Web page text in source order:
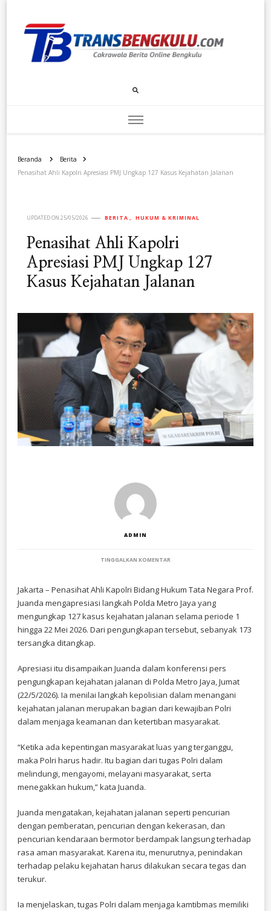
Transbengkulu.com
Beranda
Berita
Penasihat Ahli Kapolri Apresiasi PMJ Ungkap 127 Kasus Kejahatan Jalanan
UPDATED ON 25/05/2026 BERITA HUKUM & KRIMINAL
Penasihat Ahli Kapolri
Apresiasi PMJ Ungkap 127
Kasus Kejahatan Jalanan
ADMIN
TINGGALKAN KOMENTAR
KAPOLRI
PMJ
UNGKAP
KASUS
Jakarta – Penasihat Ahli Kapolri Bidang Hukum Tata Negara Prof.
Juanda mengapresiasi langkah Polda Metro Jaya yang
mengungkap 127 kasus kejahatan jalanan selama periode 1
hingga 22 Mei 2026. Dari pengungkapan tersebut, sebanyak 173
tersangka ditangkap.
Apresiasi itu disampaikan Juanda dalam konferensi pers
pengungkapan kejahatan jalanan di Polda Metro Jaya, Jumat
(22/5/2026). Ia menilai langkah kepolisian dalam menangani
kejahatan jalanan merupakan bagian dari kewajiban Polri
dalam menjaga keamanan dan ketertiban masyarakat.
“Ketika ada kepentingan masyarakat luas yang terganggu,
maka Polri harus hadir. Itu bagian dari tugas Polri dalam
melindungi, mengayomi, melayani masyarakat, serta
menegakkan hukum,” kata Juanda.
Juanda mengatakan, kejahatan jalanan seperti pencurian
dengan pemberatan, pencurian dengan kekerasan, dan
pencurian kendaraan bermotor berdampak langsung terhadap
rasa aman masyarakat. Karena itu, menurutnya, penindakan
terhadap pelaku kejahatan harus dilakukan secara tegas dan
terukur.
Ia menjelaskan, tugas Polri dalam menjaga kamtibmas memiliki